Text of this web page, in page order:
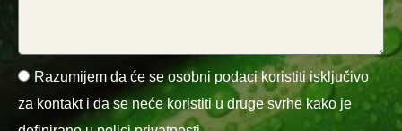
Razumijem da će se osobni podaci koristiti isključivo
za kontakt i da se neće koristiti u druge svrhe kako je